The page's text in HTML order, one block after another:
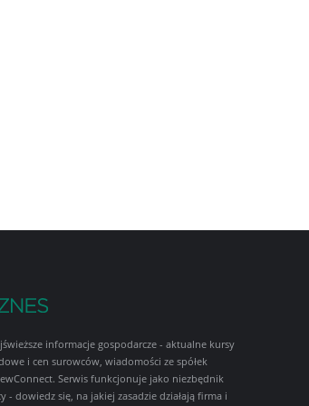
informacje gospodarcze - aktualne kursy
i cen surowców, wiadomości ze spółek
Serwis funkcjonuje jako niezbędnik
- dowiedz się, na jakiej zasadzie działają firma i